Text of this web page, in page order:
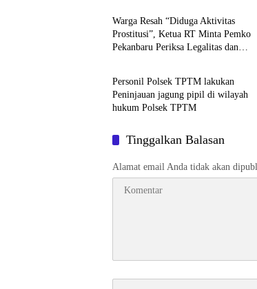
Warga Resah “Diduga Aktivitas
Prostitusi”, Ketua RT Minta Pemko
Pekanbaru Periksa Legalitas dan
Personil Polsek TPTM lakukan
Peninjauan jagung pipil di wilayah
hukum Polsek TPTM
Tinggalkan Balasan
Alamat email Anda tidak akan